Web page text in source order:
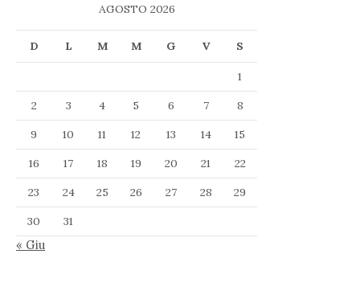
AGOSTO 2026
D L M M G V S
1
2
3 4 5 6 7
8
9
10 11 12 13 14
15
16
17 18 19 20 21
22
23
24 25 26 27 28
29
30
31
« Giu